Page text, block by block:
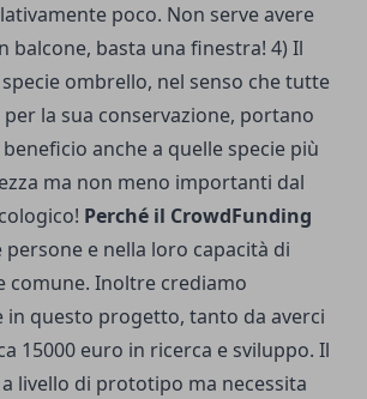
poco. Non serve avere
balcone, basta una finestra! 4) Il
ombrello, nel senso che tutte
la sua conservazione, portano
anche a quelle specie più
ma non meno importanti dal
Perché il CrowdFunding
persone e nella loro capacità di
comune. Inoltre crediamo
questo progetto, tanto da averci
15000 euro in ricerca e sviluppo. Il
livello di prototipo ma necessita